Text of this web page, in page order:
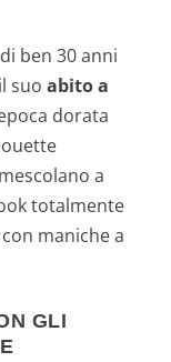
ben 30 anni
suo abito a
dorata
a
totalmente
maniche a
GLI